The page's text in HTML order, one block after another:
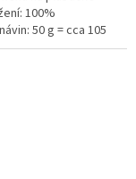
100%
50 g = cca 105
síla jehlic: 4